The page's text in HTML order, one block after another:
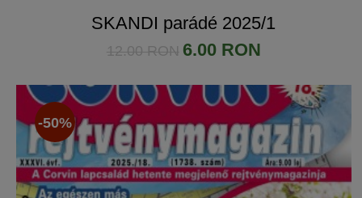
SKANDI parádé 2025/1
12.00 RON 6.00 RON
-50%